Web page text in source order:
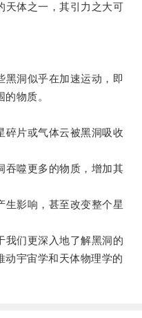
体之一，其引力之大可
洞似乎在加速运动，即
物质。
片或气体云被黑洞吸收
噬更多的物质，增加其
影响，甚至改变整个星
们更深入地了解黑洞的
动宇宙学和天体物理学的